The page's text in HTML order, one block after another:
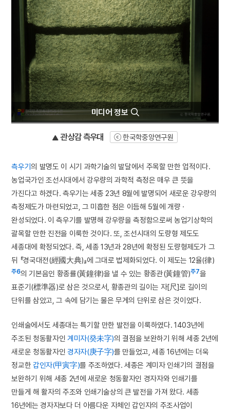
미디어 정보
관상감 측우대 한국학중앙연구원
측우기의 발명도 이 시기 과학기술의 발달에서 주목할 만한 업적이다.
농업국가인 조선시대에서 강우량의 과학적 측정은 매우 큰 뜻을
가진다고 하겠다. 측우기는 세종 23년 8월에 발명되어 새로운 강우량의
측정제도가 마련되었고, 그 미흡한 점은 이듬해 5월에 개량 ·
완성되었다. 이 측우기를 발명해 강우량을 측정함으로써 농업기상학의
괄목할 만한 진전을 이룩한 것이다. 또, 조선시대의 도량형 제도도
세종대에 확정되었다. 즉, 세종 13년과 28년에 확정된 도량형제도가 그
뒤 『경국대전(經國大典)』에 그대로 법제화되었다. 이 제도는 12율(律)
주6의 기본음인 황종률(黃鐘律)을 낼 수 있는 황종관(黃鐘管)주7을
표준기(標準器)로 삼은 것으로서, 황종관의 길이는 자[尺]로 길이의
단위를 삼았고, 그 속에 담기는 물은 무게의 단위로 삼은 것이었다.
인쇄술에서도 세종대는 특기할 만한 발전을 이룩하였다. 1403년에
주조된 청동활자인 계미자(癸未字)의 결점을 보완하기 위해 세종 2년에
새로운 청동활자인 경자자(庚子字)를 만들었고, 세종 16년에는 더욱
정교한갑인자(甲寅字)를 주조하였다. 세종은 계미자 인쇄기의 결점을
보완하기 위해 세종 2년에 새로운 청동활자인 경자자와 인쇄기를
만들게 해 활자의 주조와 인쇄기술상의 큰 발전을 가져 왔다. 세종
16년에는 경자자보다 더 아름다운 자체인 갑인자의 주조사업이